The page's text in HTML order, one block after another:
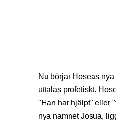
Nu börjar Hoseas
uttalas profetiskt.
"Han har hjälpt" eller
nya namnet Josua,